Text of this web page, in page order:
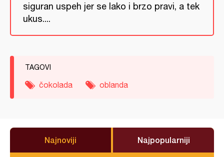
siguran uspeh jer se lako i brzo pravi, a tek
ukus....
TAGOVI
čokolada oblanda
Najnoviji Najpopularniji